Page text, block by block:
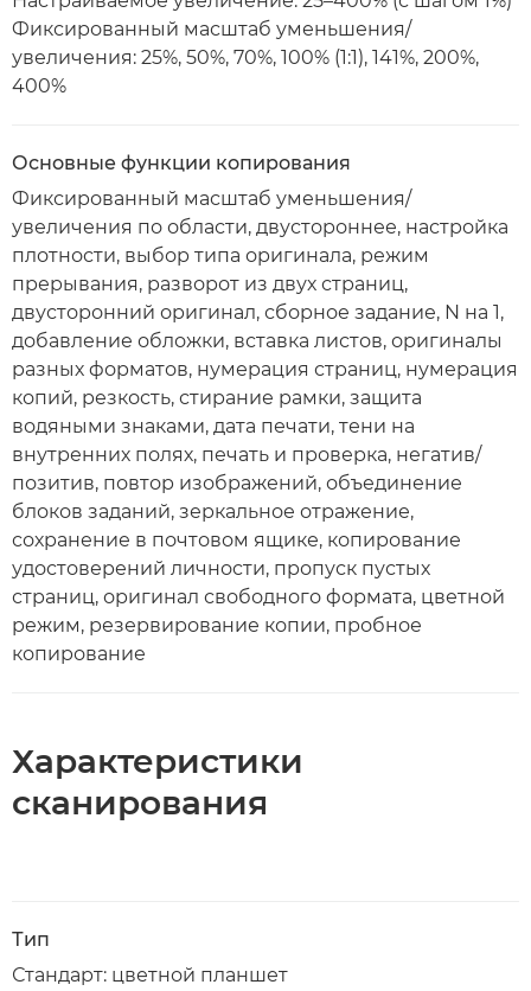
Фиксированный масштаб уменьшения/
увеличения: 25%, 50%, 70%, 100% (1:1), 141%, 200%,
400%
Основные функции копирования
Фиксированный масштаб уменьшения/
увеличения по области, двустороннее, настройка
плотности, выбор типа оригинала, режим
прерывания, разворот из двух страниц,
двусторонний оригинал, сборное задание, N на 1,
добавление обложки, вставка листов, оригиналы
разных форматов, нумерация страниц, нумерация
копий, резкость, стирание рамки, защита
водяными знаками, дата печати, тени на
внутренних полях, печать и проверка, негатив/
позитив, повтор изображений, объединение
блоков заданий, зеркальное отражение,
сохранение в почтовом ящике, копирование
удостоверений личности, пропуск пустых
страниц, оригинал свободного формата, цветной
режим, резервирование копии, пробное
копирование
Характеристики
сканирования
Тип
Стандарт: цветной планшет